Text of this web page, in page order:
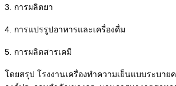
3. การผลิตยา
4. การแปรรูปอาหารและเครื่องดื่ม
5. การผลิตสารเคมี
โดยสรุป โรงงานเครื่องทำความเย็นแบบระบาย